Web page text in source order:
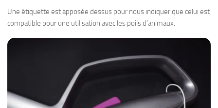
Une étiquette est apposée dessus pour nous indiquer que celui est
compatible pour une utilisation avec les poils d’animaux.